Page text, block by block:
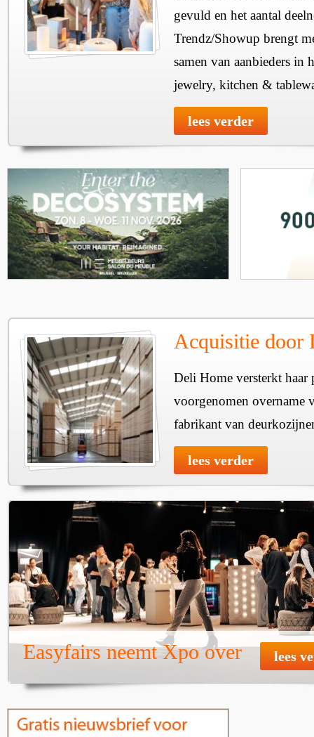
gevuld en het aantal
Trendz/Showup brengt
samen van aanbieders in
jewelry, kitchen &
lees verder
Acquisitie door
Deli Home versterkt haar
voorgenomen overname
fabrikant van
lees verder
Easyfairs neemt Xpo over lees